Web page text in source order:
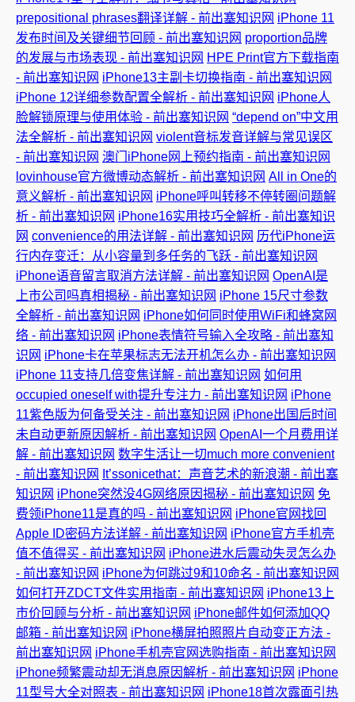
prepositional phrases翻译详解 - 前出塞知识网 iPhone 11
发布时间及关键细节回顾 - 前出塞知识网 proportion品牌
的发展与市场表现 - 前出塞知识网 HPE Print官方下载指南
- 前出塞知识网 iPhone13主副卡切换指南 - 前出塞知识网
iPhone 12详细参数配置全解析 - 前出塞知识网 iPhone人
脸解锁原理与使用体验 - 前出塞知识网 “depend on”中文用
法全解析 - 前出塞知识网 violent音标发音详解与常见误区
- 前出塞知识网 澳门iPhone网上预约指南 - 前出塞知识网
lovinhouse官方微博动态解析 - 前出塞知识网 All in One的
意义解析 - 前出塞知识网 iPhone呼叫转移不停转圈问题解
析 - 前出塞知识网 iPhone16实用技巧全解析 - 前出塞知识
网 convenience的用法详解 - 前出塞知识网 历代iPhone运
行内存变迁：从小容量到多任务的飞跃 - 前出塞知识网
iPhone语音留言取消方法详解 - 前出塞知识网 OpenAI是
上市公司吗真相揭秘 - 前出塞知识网 iPhone 15尺寸参数
全解析 - 前出塞知识网 iPhone如何同时使用WiFi和蜂窝网
络 - 前出塞知识网 iPhone表情符号输入全攻略 - 前出塞知
识网 iPhone卡在苹果标志无法开机怎么办 - 前出塞知识网
iPhone 11支持几倍变焦详解 - 前出塞知识网 如何用
occupied oneself with提升专注力 - 前出塞知识网 iPhone
11紫色版为何备受关注 - 前出塞知识网 iPhone出国后时间
未自动更新原因解析 - 前出塞知识网 OpenAI一个月费用详
解 - 前出塞知识网 数字生活让一切much more convenient
- 前出塞知识网
It’ssonicethat：声音艺术的新浪潮 - 前出塞
知识网 iPhone突然没4G网络原因揭秘 - 前出塞知识网 免
费领iPhone11是真的吗 - 前出塞知识网 iPhone官网找回
Apple ID密码方法详解 - 前出塞知识网 iPhone官方手机壳
值不值得买 - 前出塞知识网 iPhone进水后震动失灵怎么办
- 前出塞知识网 iPhone为何跳过9和10命名 - 前出塞知识网
如何打开ZDCT文件实用指南 - 前出塞知识网 iPhone13上
市价回顾与分析 - 前出塞知识网 iPhone邮件如何添加QQ
邮箱 - 前出塞知识网 iPhone横屏拍照照片自动变正方法 -
前出塞知识网 iPhone手机壳官网选购指南 - 前出塞知识网
iPhone频繁震动却无消息原因解析 - 前出塞知识网 iPhone
11型号大全对照表 - 前出塞知识网 iPhone18首次露面引热